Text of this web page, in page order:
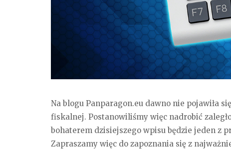
Na blogu Panparagon.eu dawno nie pojawiła
fiskalnej. Postanowiliśmy więc nadrobić
bohaterem dzisiejszego wpisu będzie jeden z
Zapraszamy więc do zapoznania się z